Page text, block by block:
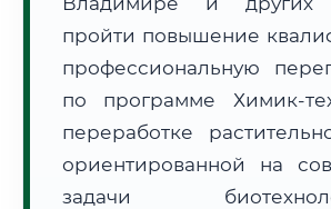
Расчет логистики оригиналов:
• Маршрут транзита:~2 633 км
• Экспресс-доставка СДЭК / Почтой:
пройти повышение
профессиональную
по программе Химик-
переработке
ориентированной на
задачи